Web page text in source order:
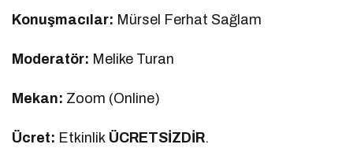
Konuşmacılar: Mürsel Ferhat Sağlam
Moderatör: Melike Turan
Mekan: Zoom (Online)
Ücret: Etkinlik ÜCRETSİZDİR.